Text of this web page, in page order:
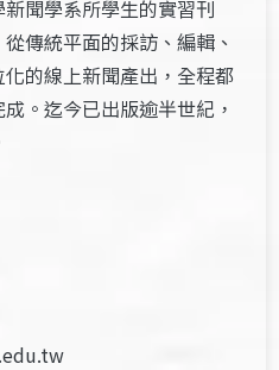
新聞學系所學生的實習刊
傳統平面的採訪、編輯、
的線上新聞產出，全程都
。迄今已出版逾半世紀，